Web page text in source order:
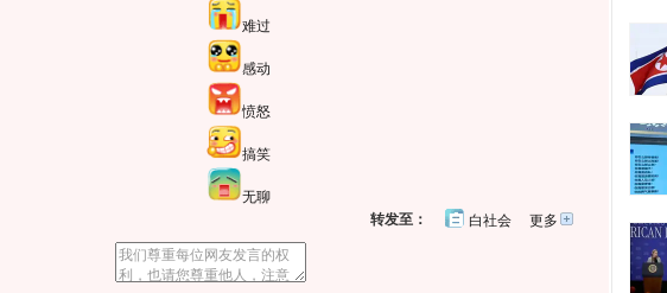
难过
感动
愤怒
搞笑
无聊
更多开
转发至： 白社会